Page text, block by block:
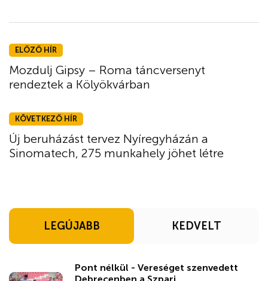
ELŐZŐ HÍR
Mozdulj Gipsy – Roma táncversenyt
rendeztek a Kölyökvárban
KÖVETKEZŐ HÍR
Új beruházást tervez Nyíregyházán a
Sinomatech, 275 munkahely jöhet létre
LEGÚJABB KEDVELT
Pont nélkül - Vereséget szenvedett